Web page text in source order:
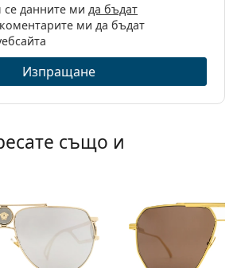
се данните ми да бъдат
ми да бъдат
Изпращане
също и